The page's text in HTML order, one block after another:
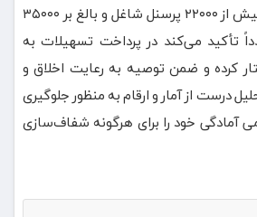
بانک صادرات ایران با بیش از ۲۲۰۰۰ پرسنل شاغل و بالغ بر ۳۵۰۰۰
تأکید می‌کند در پرداخت تسهیلات به
کرده و ضمن توصیه به رعایت اخلاق و
درست از آمار و ارقام به منظور جلوگیری
آمادگی خود را برای هرگونه شفاف‌سازی